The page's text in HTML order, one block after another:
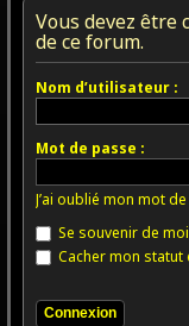
Vous devez être
de ce forum.
Nom d’utilisateur :
Mot de passe :
J’ai oublié mon mot
Se souvenir de moi
Cacher mon